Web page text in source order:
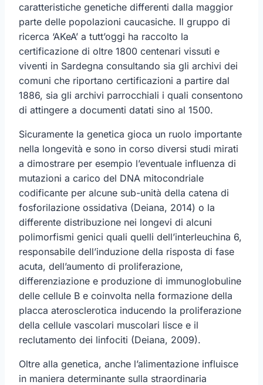
caratteristiche genetiche differenti dalla maggior
parte delle popolazioni caucasiche. Il gruppo di
ricerca ‘AKeA’ a tutt’oggi ha raccolto la
certificazione di oltre 1800 centenari vissuti e
viventi in Sardegna consultando sia gli archivi dei
comuni che riportano certificazioni a partire dal
1886, sia gli archivi parrocchiali i quali consentono
di attingere a documenti datati sino al 1500.
Sicuramente la genetica gioca un ruolo importante
nella longevità e sono in corso diversi studi mirati
a dimostrare per esempio l’eventuale influenza di
mutazioni a carico del DNA mitocondriale
codificante per alcune sub-unità della catena di
fosforilazione ossidativa (Deiana, 2014) o la
differente distribuzione nei longevi di alcuni
polimorfismi genici quali quelli dell’interleuchina 6,
responsabile dell’induzione della risposta di fase
acuta, dell’aumento di proliferazione,
differenziazione e produzione di immunoglobuline
delle cellule B e coinvolta nella formazione della
placca aterosclerotica inducendo la proliferazione
della cellule vascolari muscolari lisce e il
reclutamento dei linfociti (Deiana, 2009).
Oltre alla genetica, anche l’alimentazione influisce
in maniera determinante sulla straordinaria